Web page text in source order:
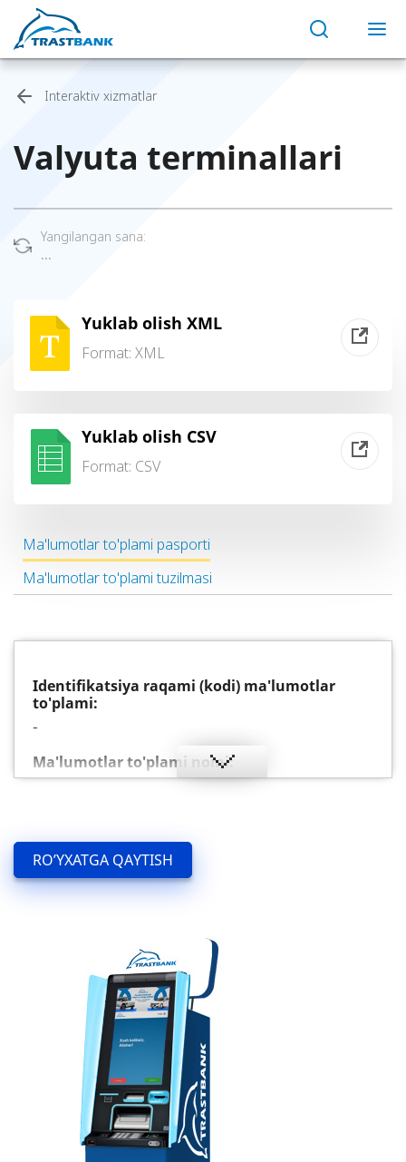
Interaktiv xizmatlar
Valyuta terminallari
Yangilangan sana:
...
Yuklab olish XML
Format: XML
Yuklab olish CSV
Format: CSV
Ma'lumotlar to'plami pasporti
Ma'lumotlar to'plami tuzilmasi
Identifikatsiya raqami (kodi) ma'lumotlar
to'plami:
-
Ma'lumotlar to'plami nomi:
Valyuta terminallari
Valyuta terminallari
Ma'lumotlar to'plami egasi:
«Trastbank» XAB
Mas'ul shaxs bilan bog'lanish:
Telefon raqami: -
Elektron manzili: -
Veb sayt: trustbank.uz
Ma’lumotlarga giperslka (URL):
/uz/branches/open_data/xml/?sid=2874
/uz/branches/open_data/csv/?sid=2874
RO’YXATGA QAYTISH